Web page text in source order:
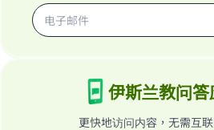
伊斯兰教问
更快地访问内容，无需互